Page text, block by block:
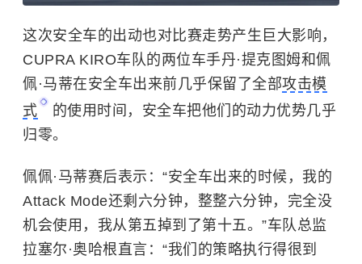
这次安全车的出动也对比赛走势产生巨大影响，
CUPRA KIRO车队的两位车手丹·提克图姆和佩
佩·马蒂在安全车出来前几乎保留了全部攻击模
式
的使用时间，安全车把他们的动力优势几乎
归零。
佩佩·马蒂赛后表示：“安全车出来的时候，我的
Attack Mode还剩六分钟，整整六分钟，完全没
机会使用，我从第五掉到了第十五。”车队总监
拉塞尔·奥哈根直言：“我们的策略执行得很到